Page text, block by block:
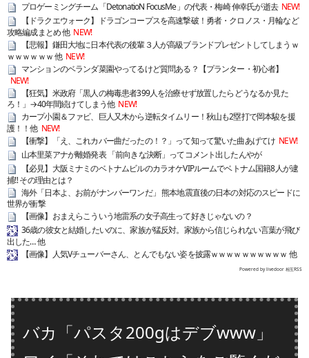
プロゲーミングチーム「DetonatioN FocusMe」の代表・梅崎 伸幸氏が逝去 NEW!
【ドラクエウォーク】ドラゴンコープスを高速撃破！勇者・クロノス・月輪など
攻略編成まとめ 他 NEW!
【悲報】鎌田大地に日本代表の後輩３人が高級ブランドプレゼントしてしまうｗ
ｗｗｗｗｗｗ 他 NEW!
マンションのベランダ菜園やってるけど質問ある？【プランター・初心者】
NEW!
【狂気】米政府「黒人の梅毒患者399人を治療せず放置したらどうなるか見た
ろ！」→40年間続けてしまう他 NEW!
カープ小園＆ファビ、巨人又木から逆転タイムリー！秋山も2塁打で岡本駿を援
護！！他 NEW!
【衝撃】「え、これカバー曲だったの！？」って知って驚いた曲あげてけ NEW!
山本里菜アナが離婚発表 「前向きな決断」ってコメント出したんやが
【必見】大阪ミナミのベトナムビルのカラオケVIPルームでベトナム国籍8人が逮
捕‼ その理由とは？
海外「日本よ、お前がナンバーワンだ」 熊本地震直後の日本の対応のスピードに
世界が衝撃
【画像】おまえらこういう地雷系の女子高生って好きじゃないの？
36歳の彼女と結婚したいのに、家族が猛反対。家族から信じられない言葉が飛び
出した… 他
【画像】人気Vチューバーさん、とんでもない姿を披露ｗｗｗｗｗｗｗｗｗｗ 他
Powered by livedoor 相互RSS
バカ「パスタ200gはデブwww」